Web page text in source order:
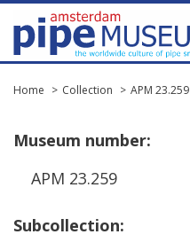
Home Collection APM 23.259
Museum number:
APM 23.259
Subcollection: